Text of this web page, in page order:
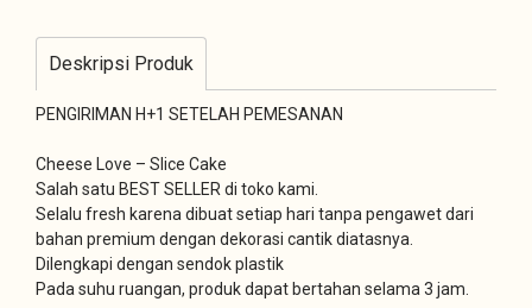
Deskripsi Produk
PENGIRIMAN H+1 SETELAH PEMESANAN
Cheese Love – Slice Cake
Salah satu BEST SELLER di toko kami.
Selalu fresh karena dibuat setiap hari tanpa pengawet dari
bahan premium dengan dekorasi cantik diatasnya.
Dilengkapi dengan sendok plastik
Pada suhu ruangan, produk dapat bertahan selama 3 jam.